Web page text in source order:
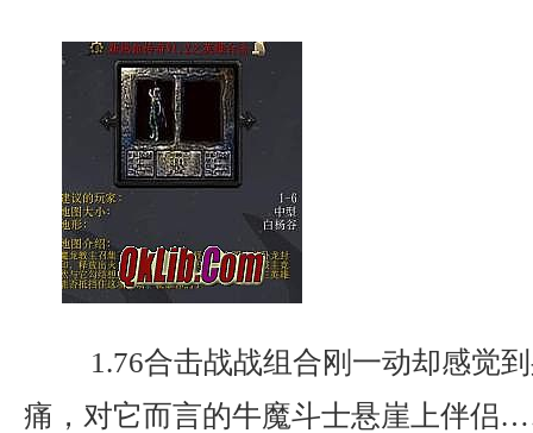
1.76合击战战组合刚一动却感觉
痛，对它而言的牛魔斗士悬崖上伴侣